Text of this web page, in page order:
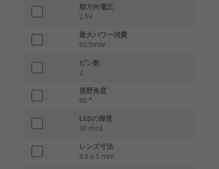
順方向電圧
2.5V
最大パワー消費
62.5mW
ピン数
2
視野角度
60 °
LEDの輝度
30 mcd
レンズ寸法
8.6 x 5 mm